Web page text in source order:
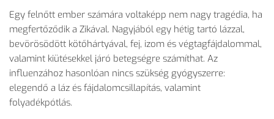
Egy felnőtt ember számára voltaképp nem nagy tragédia, ha
megfertőződik a Zikával. Nagyjából egy hétig tartó lázzal,
bevörösödött kötőhártyával, fej, izom és végtagfájdalommal,
valamint kiütésekkel járó betegségre számíthat. Az
influenzához hasonlóan nincs szükség gyógyszerre:
elegendő a láz és fájdalomcsillapítás, valamint
folyadékpótlás.